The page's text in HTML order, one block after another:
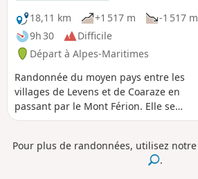
18,11 km
+1 517 m
-1 517 m
9h 30
Difficile
Départ à Alpes-Maritimes
Randonnée du moyen pays entre les
villages de Levens et de Coaraze en
passant par le Mont Férion. Elle se
déroule principalement en sous-bois
vallée de Coaraze et du Var.
Pour plus de randonnées, utilisez notre
.